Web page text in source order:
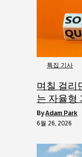
특집 기사
며칠 걸리
는 자율형
byAdam Park
6월 26, 2026